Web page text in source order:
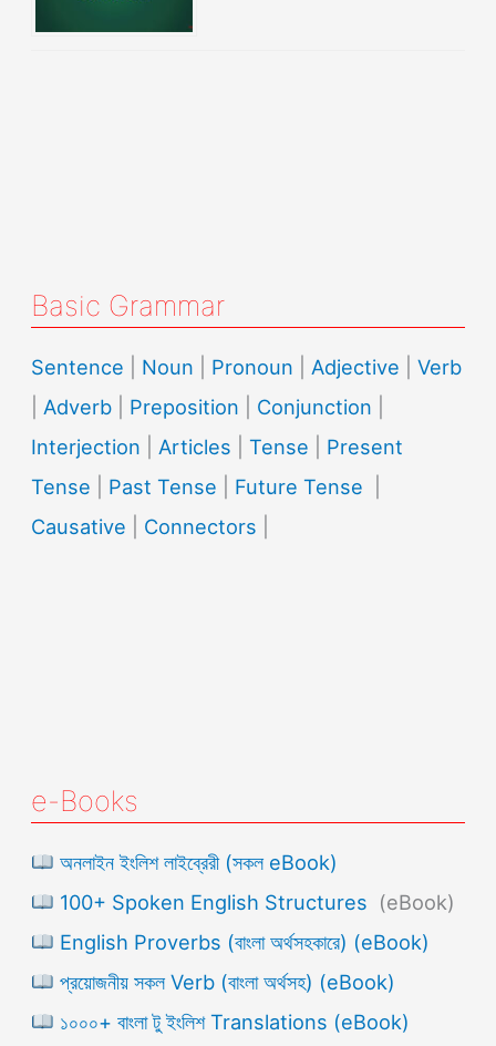
Basic Grammar
Sentence Noun Pronoun |Adjective |Verb
|Adverb Preposition Conjunction
Interjection |Articles |Tense
Present
Tense
Past Tense Future Tense
Causative
Connectors
e-Books
অনলাইন ইংলিশ লাইব্রেরী (সকল eBook)
100+ Spoken English Structures (eBook)
English Proverbs (বাংলা অর্থসহকারে) (eBook)
প্রয়োজনীয় সকল Verb (বাংলা অর্থসহ) (eBook)
১০০০+ বাংলা টু ইংলিশ Translations (eBook)